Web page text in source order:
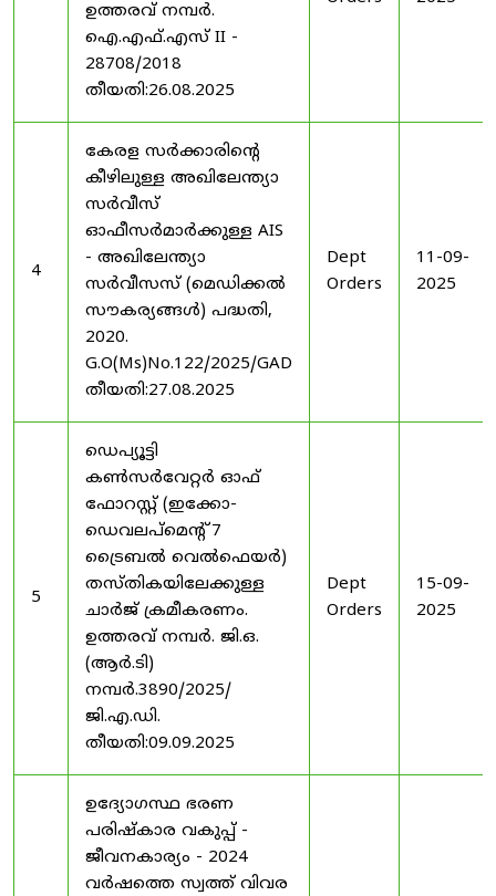
ഉത്തരവ് നമ്പർ.
ഐ.എഫ്.എസ് II -
28708/2018
തീയതി:26.08.2025
4
കേരള സർക്കാരിന്റെ
കീഴിലുള്ള അഖിലേന്ത്യാ
സർവീസ്
ഓഫീസർമാർക്കുള്ള AIS
- അഖിലേന്ത്യാ
സർവീസസ് (മെഡിക്കൽ
സൗകര്യങ്ങൾ) പദ്ധതി,
2020.
G.O(Ms)No.122/2025/GAD
തീയതി:27.08.2025
Dept
Orders
11-09-
2025
5
ഡെപ്യൂട്ടി
കൺസർവേറ്റർ ഓഫ്
ഫോറസ്റ്റ് (ഇക്കോ-
ഡെവലപ്മെന്റ് 7
ട്രൈബൽ വെൽഫെയർ)
തസ്തികയിലേക്കുള്ള
ചാർജ് ക്രമീകരണം.
ഉത്തരവ് നമ്പർ. ജി.ഒ.
(ആർ.ടി)
നമ്പർ.3890/2025/
ജി.എ.ഡി.
തീയതി:09.09.2025
Dept
Orders
15-09-
2025
ഉദ്യോഗസ്ഥ ഭരണ
പരിഷ്കാര വകുപ്പ് -
ജീവനകാര്യം - 2024
വർഷത്തെ സ്വത്ത് വിവര